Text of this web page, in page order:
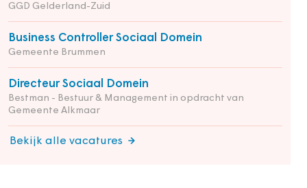
GGD Gelderland-Zuid
Business Controller Sociaal Domein
Gemeente Brummen
Directeur Sociaal Domein
Bestman - Bestuur & Management in opdracht van
Gemeente Alkmaar
Bekijk alle vacatures